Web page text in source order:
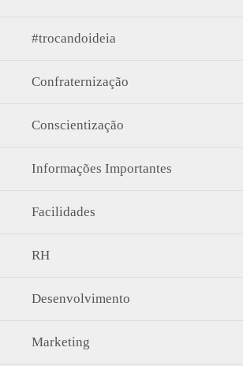
#trocandoideia
Confraternização
Conscientização
Informações Importantes
Facilidades
RH
Desenvolvimento
Marketing